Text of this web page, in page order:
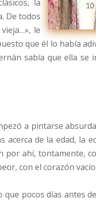
la
De todos
le
que él lo había
sabía que ella se
a pintarse
acerca de la edad, la
por ahí, tontamente,
con el corazón vacío.
pocos días antes